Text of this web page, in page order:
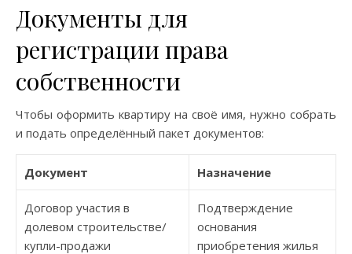
Документы для
регистрации права
собственности
Чтобы оформить квартиру на своё имя, нужно собрать
и подать определённый пакет документов:
Документ Назначение
Договор участия в
долевом строительстве/
купли-продажи
Подтверждение
основания
приобретения жилья